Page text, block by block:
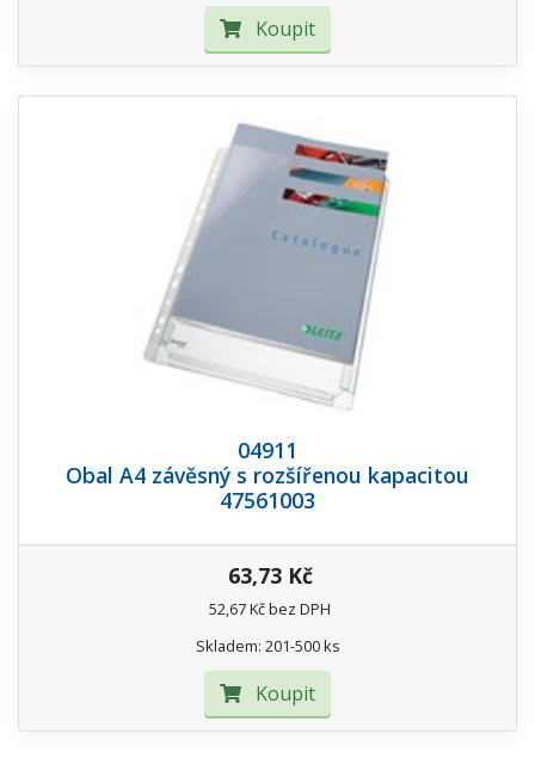
Koupit
04911
Obal A4 závěsný s rozšířenou kapacitou
47561003
63,73 Kč
52,67 Kč bez DPH
Skladem: 201-500 ks
Koupit